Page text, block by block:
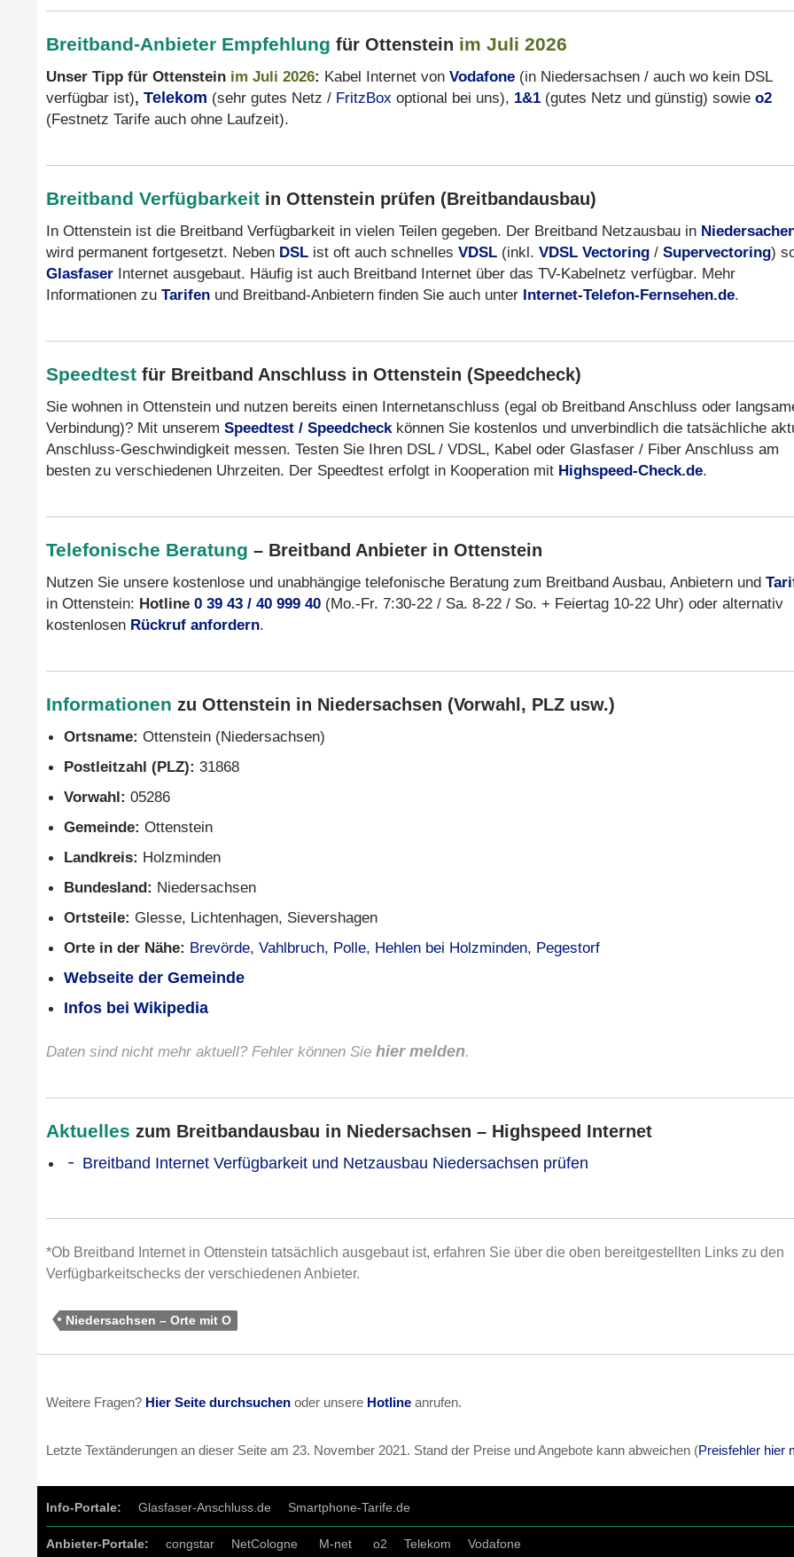
Breitband-Anbieter Empfehlung für Ottenstein im Juli 2026
Unser Tipp für Ottenstein im Juli 2026: Kabel Internet von Vodafone (in Niedersachsen / auch wo kein DSL
verfügbar ist), Telekom (sehr gutes Netz / FritzBox optional bei uns), 1&1 (gutes Netz und günstig) sowie o2
(Festnetz Tarife auch ohne Laufzeit).
Breitband Verfügbarkeit in Ottenstein prüfen (Breitbandausbau)
In Ottenstein ist die Breitband Verfügbarkeit in vielen Teilen gegeben. Der Breitband Netzausbau in
wird permanent fortgesetzt. Neben DSL ist oft auch schnelles VDSL (inkl. VDSL Vectoring / Supervectoring)
Glasfaser Internet ausgebaut. Häufig ist auch Breitband Internet über das TV-Kabelnetz verfügbar. Mehr
Informationen zu Tarifen und Breitband-Anbietern finden Sie auch unter Internet-Telefon-Fernsehen.de.
Speedtest für Breitband Anschluss in Ottenstein (Speedcheck)
Sie wohnen in Ottenstein und nutzen bereits einen Internetanschluss (egal ob Breitband Anschluss oder
Verbindung)? Mit unserem Speedtest / Speedcheckkönnen Sie kostenlos und unverbindlich die tatsächliche
Anschluss-Geschwindigkeit messen. Testen Sie Ihren DSL / VDSL, Kabel oder Glasfaser / Fiber Anschluss am
besten zu verschiedenen Uhrzeiten. Der Speedtest erfolgt in Kooperation mit Highspeed-Check.de.
Telefonische Beratung – Breitband Anbieter in Ottenstein
Nutzen Sie unsere kostenlose und unabhängige telefonische Beratung zum Breitband Ausbau, Anbietern und
in Ottenstein: Hotline 0 39 43 / 40 999 40 (Mo.-Fr. 7:30-22 / Sa. 8-22 / So. + Feiertag 10-22 Uhr) oder alternativ
kostenlosen Rückruf anfordern.
Informationen zu Ottenstein in Niedersachsen (Vorwahl, PLZ usw.)
Ortsname: Ottenstein (Niedersachsen)
Postleitzahl (PLZ): 31868
Vorwahl: 05286
Gemeinde: Ottenstein
Landkreis: Holzminden
Bundesland: Niedersachsen
Ortsteile: Glesse, Lichtenhagen, Sievershagen
Orte in der Nähe: Brevörde, Vahlbruch, Polle, Hehlen bei Holzminden, Pegestorf
Webseite der Gemeinde
Infos bei Wikipedia
Daten sind nicht mehr aktuell? Fehler können Sie hier melden.
Aktuelles zum Breitbandausbau in Niedersachsen – Highspeed Internet
Breitband Internet Verfügbarkeit und Netzausbau Niedersachsen prüfen
*Ob Breitband Internet in Ottenstein tatsächlich ausgebaut ist, erfahren Sie über die oben bereitgestellten Links zu den
Verfügbarkeitschecks der verschiedenen Anbieter.
Niedersachsen – Orte mit O
Weitere Fragen? Hier Seite durchsuchen oder unsere Hotline anrufen.
Letzte Textänderungen an dieser Seite am 23. November 2021 . Stand der Preise und Angebote kann abweichen (Preisfehler hier
Info-Portale: Glasfaser-Anschluss.de Smartphone-Tarife.de
Anbieter-Portale: congstar NetCologne M-net o2 Telekom Vodafone